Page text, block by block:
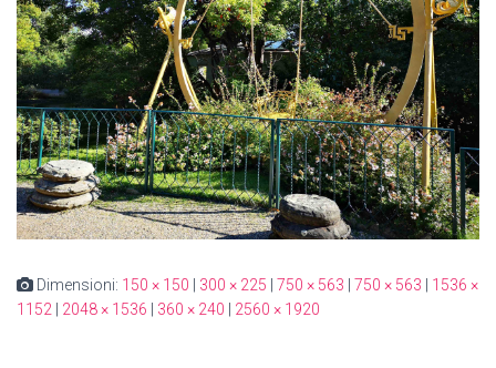
Dimensioni: 150 × 150 | 300 × 225 | 750 × 563 | 750 × 563 | 1536 ×
1152 | 2048 × 1536 | 360 × 240 | 2560 × 1920